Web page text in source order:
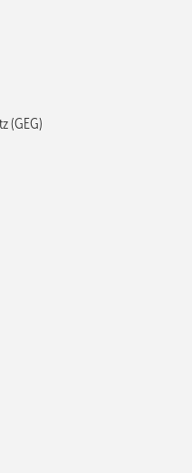
bilanzieren
Reihe veranlasst, die
von Gebäuden und
die normativen
und zeigt, wie sich
(GEG)